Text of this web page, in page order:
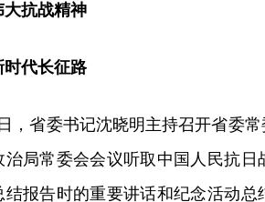
大抗战精神
时代长征路
，省委书记沈晓明主持召开省委
治局常委会会议听取中国人民抗
结报告时的重要讲话和纪念活动